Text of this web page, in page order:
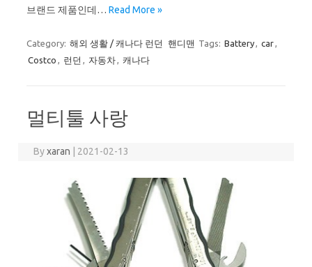
브랜드 제품인데… Read More »
Category: 해외 생활 / 캐나다 런던 핸디맨 Tags: Battery car
Costco
런던 자동차 캐나다
멀티툴 사랑
Byxaran | 2021-02-13